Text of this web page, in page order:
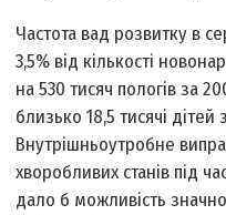
Частота вад розвитку в
3,5% від кількості
на 530 тисяч пологів за
близько 18,5 тисячі
Внутрішньоутробне
хворобливих станів під
дало б можливість